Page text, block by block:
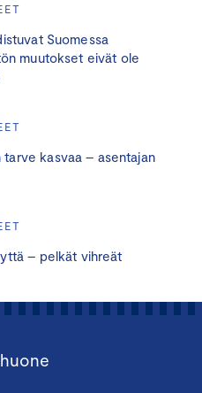
Suomessa
muutokset eivät ole
kasvaa – asentajan
– pelkät vihreät